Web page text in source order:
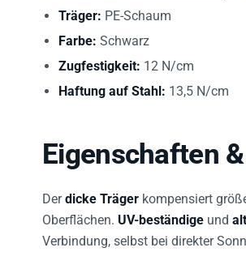
Träger: PE-Schaum
Farbe: Schwarz
Zugfestigkeit: 12 N/cm
Haftung auf Stahl: 13,5 N/cm
Eigenschaften
Der dicke Träger kompensiert
Oberflächen. UV-beständige und
Verbindung, selbst bei direkter